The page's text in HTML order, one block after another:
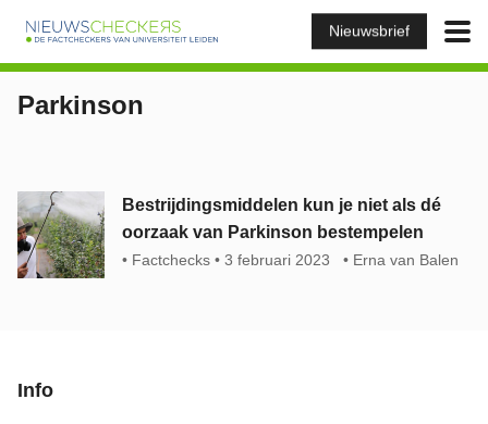
Nieuwsbrief
Parkinson
Bestrijdingsmiddelen kun je niet als dé
oorzaak van Parkinson bestempelen
Factchecks 3 februari 2023 Erna van Balen
Info